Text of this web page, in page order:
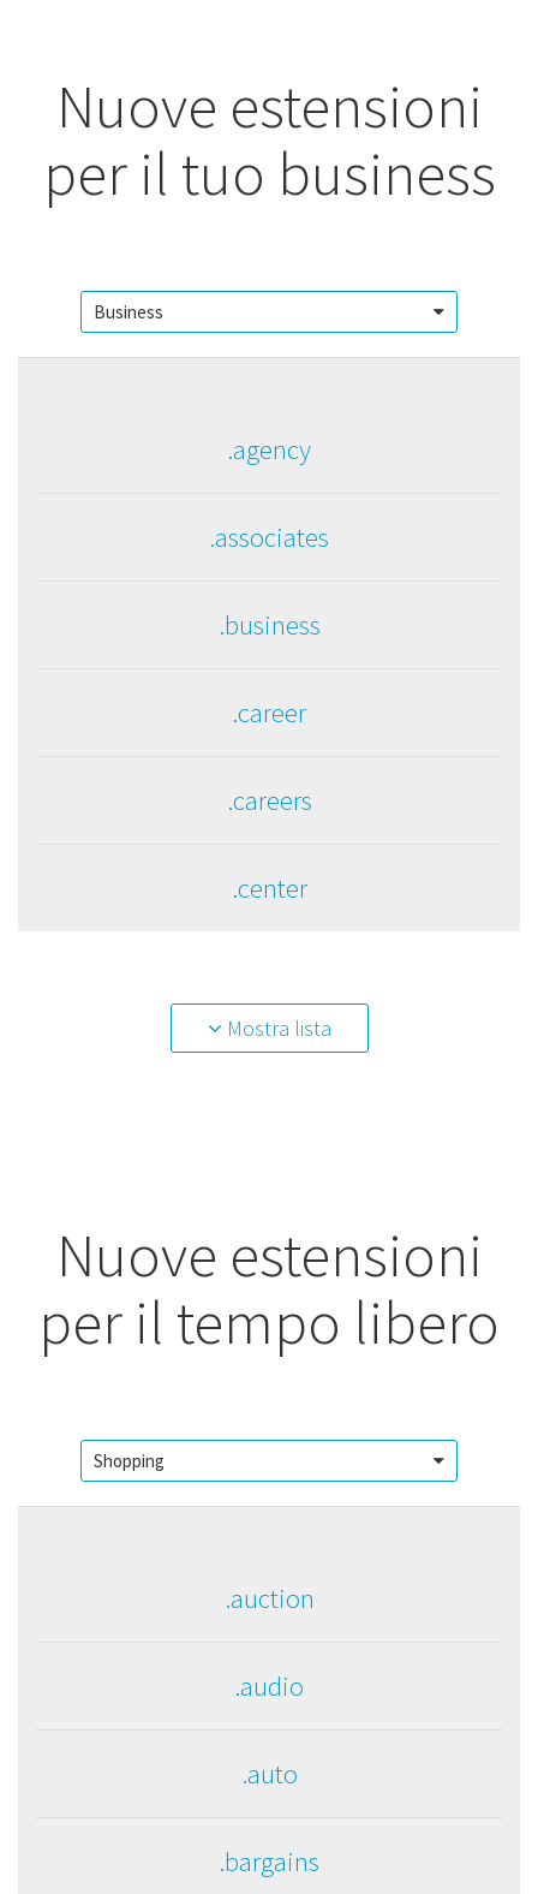
Nuove estensioni
per il tuo business
.agency
.associates
.business
.career
.careers
.center
Mostra lista
Nuove estensioni
per il tempo libero
.auction
.audio
.auto
.bargains